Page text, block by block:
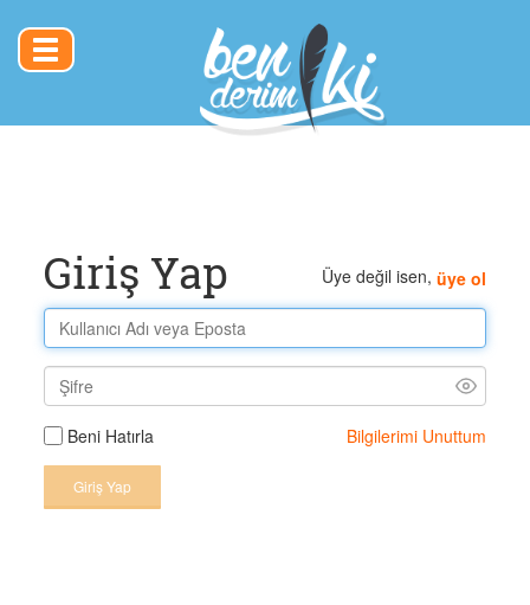
Toggle
navigation
Üye değil isen, üye ol
Giriş Yap
Beni Hatırla Bilgilerimi Unuttum
Giriş Yap